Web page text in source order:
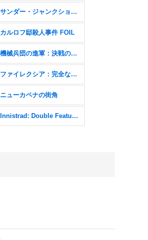
サンダー・ジャンクションの無法者
カルロフ邸殺人事件 FOIL
機械兵団の進軍：決戦の後に
ファイレクシア：完全なる統一 FOIL
ニューカペナの街角
Innistrad: Double Feature FOIL